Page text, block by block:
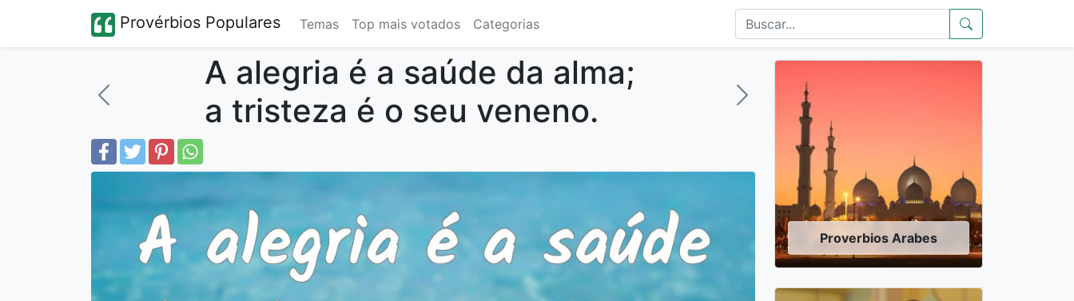
Provérbios Populares Temas Top mais votados Categorias
A alegria é a saúde da alma;
a tristeza é o seu veneno.
Proverbios Arabes